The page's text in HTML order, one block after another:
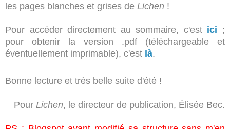
les pages blanches et grises de Lichen !
Pour accéder directement au sommaire, c'est ici ;
pour obtenir la version .pdf (téléchargeable et
éventuellement imprimable), c'est là.
Bonne lecture et très belle suite d'été !
Pour Lichen, le directeur de publication, Élisée Bec.